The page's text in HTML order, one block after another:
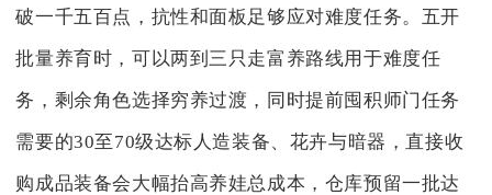
破一千五百点，抗性和面板足够应对难度任务。五开
批量养育时，可以两到三只走富养路线用于难度任
务，剩余角色选择穷养过渡，同时提前囤积师门任务
需要的30至70级达标人造装备、花卉与暗器，直接收
购成品装备会大幅抬高养娃总成本，仓库预留一批达